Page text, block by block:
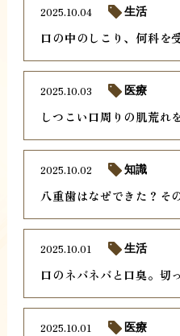
口の中のしこり、何科を
2025.10.04 生活
しつこい口周りの肌荒れ
2025.10.03 医療
八重歯はなぜできた？そ
2025.10.02 知識
口のネバネバと口臭。切
2025.10.01 生活
2025.10.01 医療